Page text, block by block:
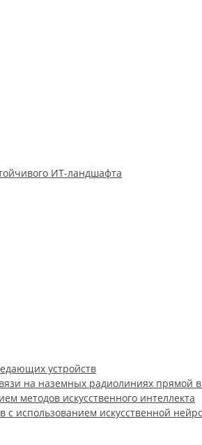
ИТ-ландшафта
устройств
на наземных радиолиниях прямой
методов искусственного интеллекта
с использованием искусственной